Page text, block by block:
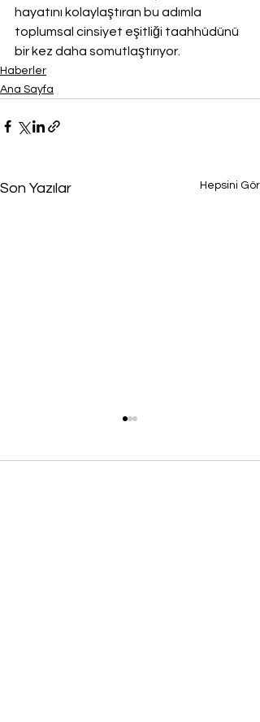
hayatını kolaylaştıran bu adımla
toplumsal cinsiyet eşitliği taahhüdünü
bir kez daha somutlaştırıyor.
Haberler
Ana Sayfa
Son Yazılar Hepsini Gör